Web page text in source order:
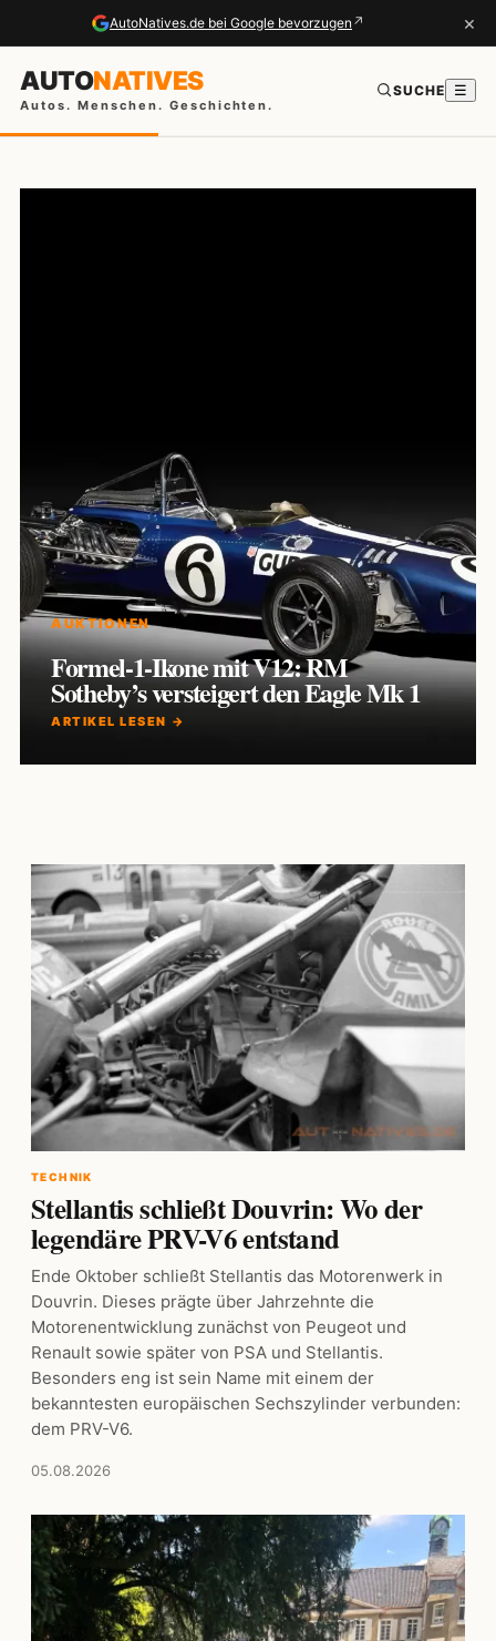
AutoNatives.de bei Google bevorzugen ↗ ×
AUTONATIVES
Autos. Menschen. Geschichten.
SUCHE ☰
AUKTIONEN
Formel-1-Ikone mit V12: RM
Sotheby’s versteigert den Eagle Mk 1
ARTIKEL LESEN →
TECHNIK
Stellantis schließt Douvrin: Wo der
legendäre PRV-V6 entstand
Ende Oktober schließt Stellantis das Motorenwerk in
Douvrin. Dieses prägte über Jahrzehnte die
Motorenentwicklung zunächst von Peugeot und
Renault sowie später von PSA und Stellantis.
Besonders eng ist sein Name mit einem der
bekanntesten europäischen Sechszylinder verbunden:
dem PRV-V6.
05.08.2026